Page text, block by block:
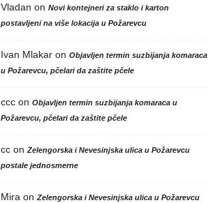
Vladan on Novi kontejneri za staklo i karton
postavljeni na više lokacija u Požarevcu
Ivan Mlakaron Objavljen termin suzbijanja komaraca
u Požarevcu, pčelari da zaštite pčele
cccon Objavljen termin suzbijanja komaraca u
Požarevcu, pčelari da zaštite pčele
ccon Zelengorska i Nevesinjska ulica u Požarevcu
postale jednosmerne
Mira on Zelengorska i Nevesinjska ulica u Požarevcu